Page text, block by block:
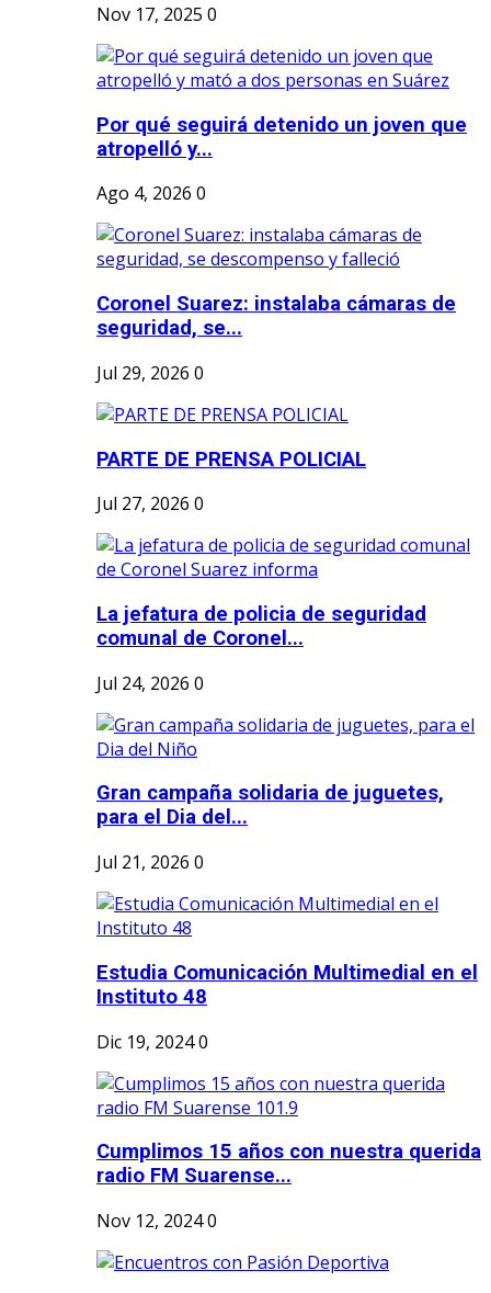
Nov 17, 2025 0
Por qué seguirá detenido un joven que
atropelló y...
Ago 4, 2026 0
Coronel Suarez: instalaba cámaras de
seguridad, se...
Jul 29, 2026 0
PARTE DE PRENSA POLICIAL
Jul 27, 2026 0
La jefatura de policia de seguridad
comunal de Coronel...
Jul 24, 2026 0
Gran campaña solidaria de juguetes,
para el Dia del...
Jul 21, 2026 0
Estudia Comunicación Multimedial en el
Instituto 48
Dic 19, 20240
Cumplimos 15 años con nuestra querida
radio FM Suarense...
Nov 12, 20240